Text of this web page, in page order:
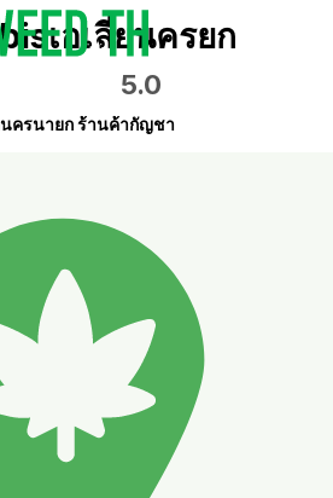
เอเลี่ยนครยก
5.0
ครนายก ร้านค้ากัญชา